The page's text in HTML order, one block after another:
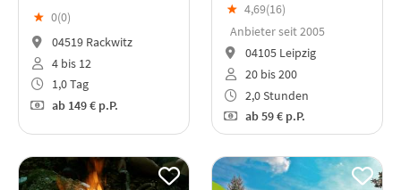
★ 0(0)
04519 Rackwitz
4 bis 12
1,0 Tag
ab149 € p.P.
★ 4,69(16)
Anbieter seit 2005
04105 Leipzig
20 bis 200
2,0 Stunden
ab59 € p.P.